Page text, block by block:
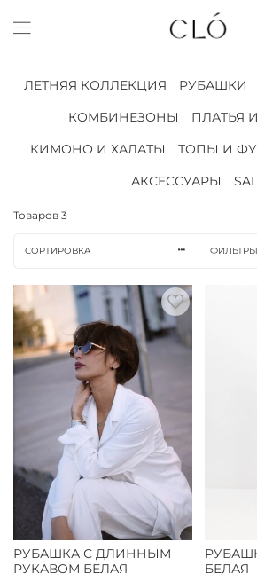
ЛЕТНЯЯ КОЛЛЕКЦИЯ РУБАШКИ
КОМБИНЕЗОНЫ
ПЛАТЬЯ
КИМОНО И ХАЛАТЫ
ТОПЫ И
АКСЕССУАРЫ
Товаров 3
СОРТИРОВКА ФИЛЬТРЫ
РУБАШКА С ДЛИННЫМ
РУКАВОМ БЕЛАЯ
БЕЛАЯ